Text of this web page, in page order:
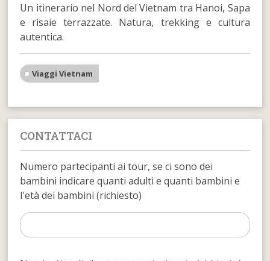
Un itinerario nel Nord del Vietnam tra Hanoi, Sapa
e risaie terrazzate. Natura, trekking e cultura
autentica.
Viaggi Vietnam
CONTATTACI
Numero partecipanti ai tour, se ci sono dei
bambini indicare quanti adulti e quanti bambini e
l'età dei bambini (richiesto)